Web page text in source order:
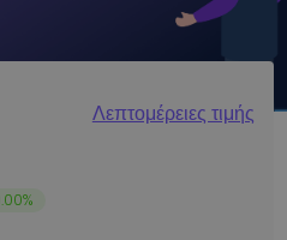
Λεπτομέρειες τιμής